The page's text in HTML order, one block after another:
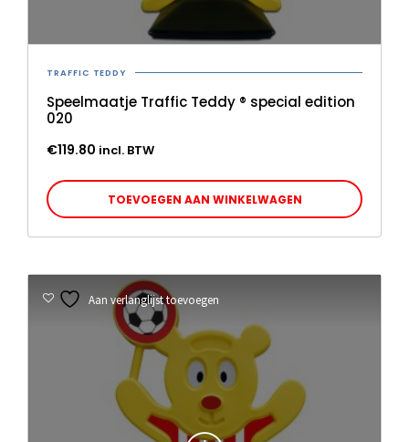
TRAFFIC TEDDY
Speelmaatje Traffic Teddy ® special edition
020
€119.80 incl. BTW
TOEVOEGEN AAN WINKELWAGEN
Aan verlanglijst toevoegen